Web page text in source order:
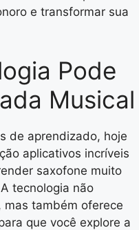
e transformar sua
Pode
Musical
de aprendizado, hoje
aplicativos incríveis
saxofone muito
tecnologia não
também oferece
que você explore a